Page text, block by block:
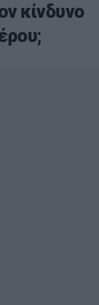
κίνδυνο